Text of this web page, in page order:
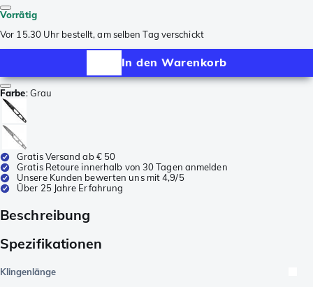
Vorrätig
Vor 15.30 Uhr bestellt, am selben Tag verschickt
In den Warenkorb
Farbe:Grau
Gratis Versand ab € 50
Gratis Retoure innerhalb von 30 Tagen anmelden
Unsere Kunden bewerten uns mit 4,9/5
Über 25 Jahre Erfahrung
Beschreibung
Spezifikationen
Klingenlänge